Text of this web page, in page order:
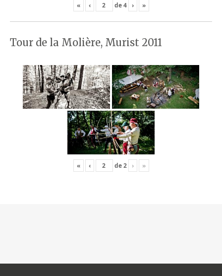
« ‹ de4 › »
Tour de la Molière, Murist 2011
« ‹ de2 › »